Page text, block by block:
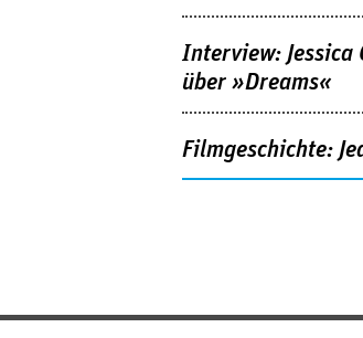
Interview: Jessica
über »Dreams«
Filmgeschichte: